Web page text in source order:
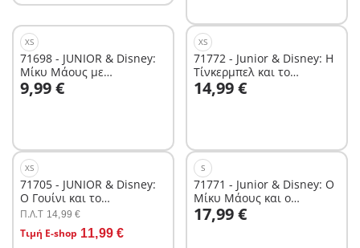
XS
71698 - JUNIOR & Disney:
Μίκυ Μάους με
περιστρεφόμενο ήλιο
9,99 €
XS
71772 - Junior & Disney: Η
Τίνκερμπελ και το
νεραϊδένιο λουλούδι
14,99 €
Στο καλάθι
XS
71705 - JUNIOR & Disney:
Ο Γουίνι και το
Γουρουνάκι πάνε βαρκάδα
Π.Λ.T 14,99 €
Τιμή E-shop 11,99 €
Στο καλάθι
S
71771 - Junior & Disney: Ο
Μίκυ Μάους και ο
διαστημικός πύραυλος
17,99 €
Στο καλάθι